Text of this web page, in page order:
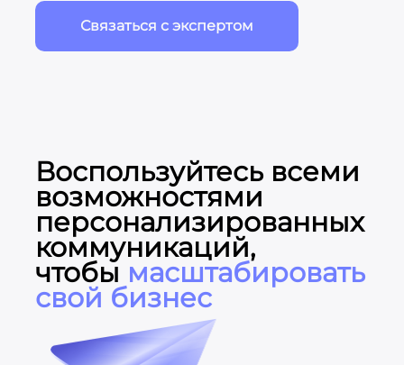
Связаться с экспертом
Воспользуйтесь всеми
возможностями
персонализированных
коммуникаций,
чтобы масштабировать
свой бизнес